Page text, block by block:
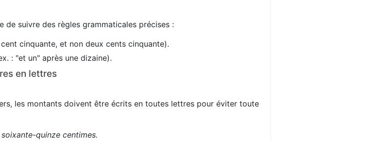
de suivre des règles grammaticales précises :
cinquante, et non deux cents cinquante).
: "et un" après une dizaine).
en lettres
les montants doivent être écrits en toutes lettres pour éviter toute
quinze centimes.